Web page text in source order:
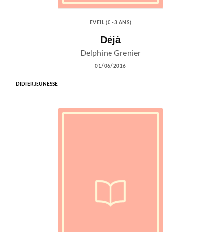
EVEIL (0 -3 ANS)
Déjà
Delphine Grenier
01/06/2016
DIDIER JEUNESSE